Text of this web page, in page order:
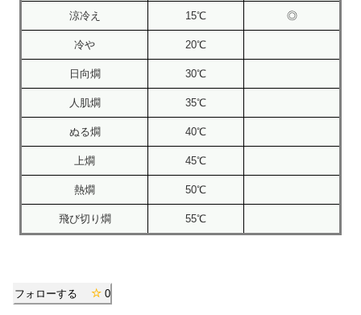
涼冷え 15℃ ◎
冷や 20℃
日向燗 30℃
人肌燗 35℃
ぬる燗 40℃
上燗 45℃
熱燗 50℃
飛び切り燗 55℃
フォローする 0